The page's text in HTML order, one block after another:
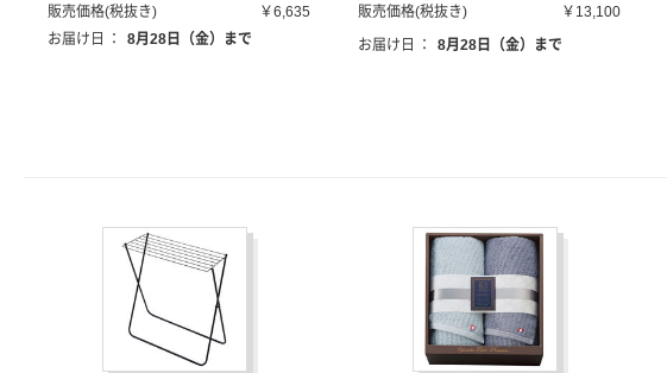
販売価格(税抜き)
￥6,635
お届け日
： 8月28日（金）まで
販売価格(税抜き)
￥13,100
お届け日
： 8月28日（金）まで